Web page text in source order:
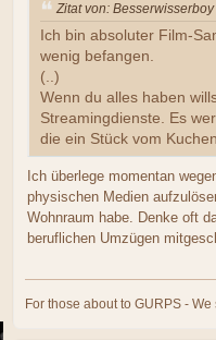
Zitat von:
Ich bin absoluter Film-
wenig befangen.
(..)
Wenn du alles haben
Streamingdienste. Es
die ein Stück vom
Ich überlege momentan
physischen Medien
Wohnraum habe. Denke oft
beruflichen Umzügen
For those about to GURPS -